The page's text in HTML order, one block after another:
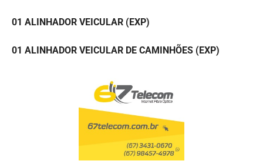
01 ALINHADOR VEICULAR (EXP)
01 ALINHADOR VEICULAR DE CAMINHÕES (EXP)